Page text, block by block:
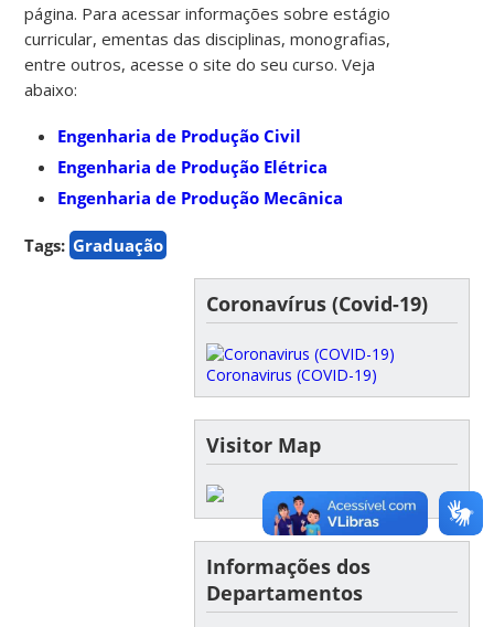
página. Para acessar informações sobre estágio
curricular, ementas das disciplinas, monografias,
entre outros, acesse o site do seu curso. Veja
abaixo:
Engenharia de Produção Civil
Engenharia de Produção Elétrica
Engenharia de Produção Mecânica
Tags: Graduação
Coronavírus (Covid-19)
Coronavirus (COVID-19)
Visitor Map
Informações dos
Departamentos